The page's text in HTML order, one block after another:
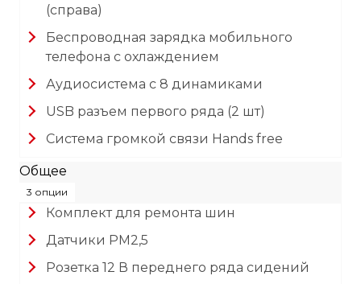
(справа)
Беспроводная зарядка мобильного
телефона с охлаждением
Аудиосистема с 8 динамиками
USB разъем первого ряда (2 шт)
Система громкой связи Hands free
Общее
3 опции
Комплект для ремонта шин
Датчики PM2,5
Розетка 12 В переднего ряда сидений